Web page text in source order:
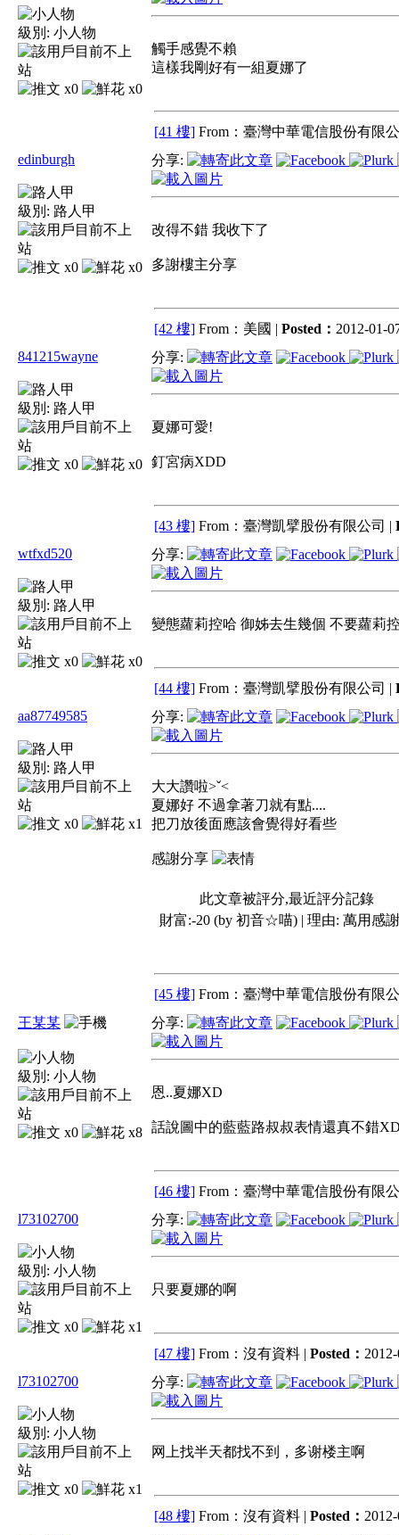
級別: 小人物
x0 x0
觸手感覺不賴
這樣我剛好有一組夏娜了
[41 樓] From：臺灣中華電信股份有限
edinburgh
級別: 路人甲
x0 x0
分享:
改得不錯 我收下了
多謝樓主分享
[42 樓] From：美國 | Posted： 2012-01-
841215wayne
級別: 路人甲
x0 x0
分享:
夏娜可愛!
釘宮病XDD
[43 樓] From：臺灣凱擘股份有限公司 |
wtfxd520
級別: 路人甲
x0 x0
分享:
變態蘿莉控哈 御姊去生幾個 不要蘿莉
[44 樓] From：臺灣凱擘股份有限公司 |
aa87749585
級別: 路人甲
x0 x1
分享:
大大讚啦>ˇ<
夏娜好 不過拿著刀就有點....
把刀放後面應該會覺得好看些
感謝分享
此文章被評分,最近評分記錄
財富:-20 (by 初音☆喵) | 理由: 萬用感
[45 樓] From：臺灣中華電信股份有限
王某某
級別: 小人物
x0 x8
分享:
恩..夏娜XD
話說圖中的藍藍路叔叔表情還真不錯
[46 樓] From：臺灣中華電信股份有限
l73102700
級別: 小人物
x0 x1
分享:
只要夏娜的啊
[47 樓] From：沒有資料 | Posted：
l73102700
級別: 小人物
x0 x1
分享:
网上找半天都找不到，多谢楼主啊
[48 樓] From：沒有資料 | Posted：